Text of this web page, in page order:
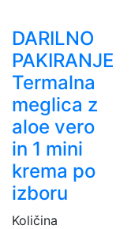
DARILNO
PAKIRANJE
Termalna
meglica z
aloe vero
in 1 mini
krema po
izboru
Količina